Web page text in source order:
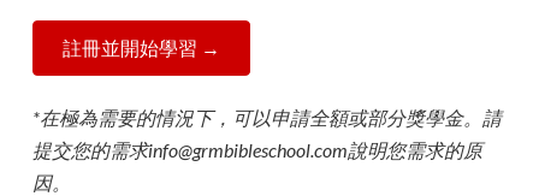
註冊並開始學習 →
*在極為需要的情況下，可以申請全額或部分獎學金。請
提交您的需求info@grmbibleschool.com說明您需求的原
因。